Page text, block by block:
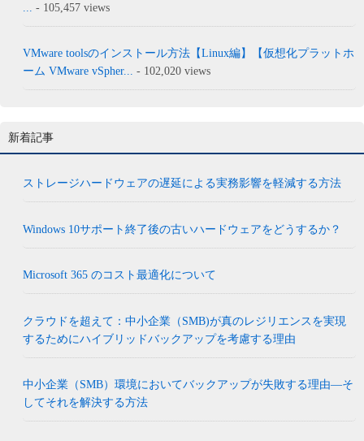
- 105,457 views
VMware toolsのインストール方法【Linux編】【仮想化プラットホ
ーム VMware vSpher... - 102,020 views
新着記事
ストレージハードウェアの遅延による実務影響を軽減する方法
Windows 10サポート終了後の古いハードウェアをどうするか？
Microsoft 365 のコスト最適化について
クラウドを超えて：中小企業（SMB)が真のレジリエンスを実現
するためにハイブリッドバックアップを考慮する理由
中小企業（SMB）環境においてバックアップが失敗する理由―そ
してそれを解決する方法